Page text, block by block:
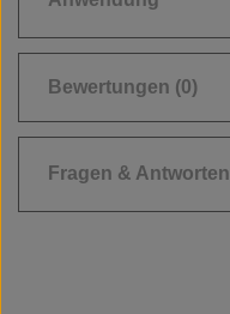
Bewertungen (0)
Fragen & Antworten